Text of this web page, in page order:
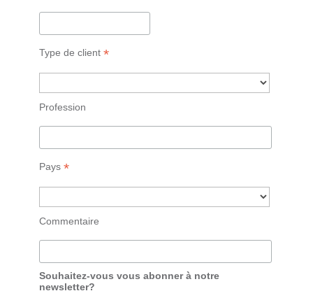
Type de client *
Profession
Pays *
Commentaire
Souhaitez-vous vous abonner à notre
newsletter?